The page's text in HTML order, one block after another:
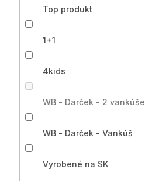
Top produkt
1+1
4kids
WB - Darček - 2 vankúše
WB - Darček - Vankúš
Vyrobené na SK